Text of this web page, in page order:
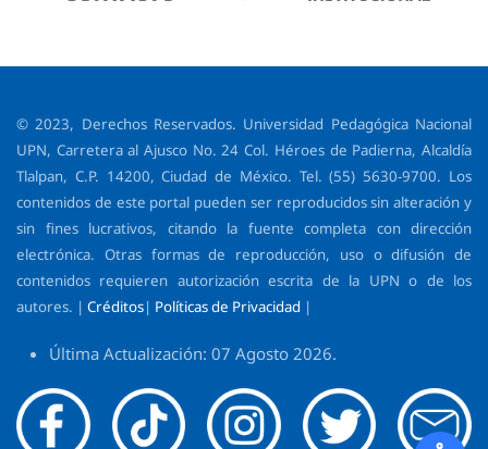
© 2023, Derechos Reservados. Universidad Pedagógica Nacional
UPN, Carretera al Ajusco No. 24 Col. Héroes de Padierna, Alcaldía
Tlalpan, C.P. 14200, Ciudad de México. Tel. (55) 5630-9700. Los
contenidos de este portal pueden ser reproducidos sin alteración y
sin fines lucrativos, citando la fuente completa con dirección
electrónica. Otras formas de reproducción, uso o difusión de
contenidos requieren autorización escrita de la UPN o de los
autores. | Créditos| Políticas de Privacidad |
Última Actualización: 07 Agosto 2026.